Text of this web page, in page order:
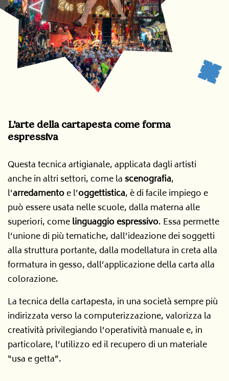
L’arte della cartapesta come forma
espressiva
Questa tecnica artigianale, applicata dagli artisti
anche in altri settori, come lascenografia,
l’arredamentoe l’oggettistica, è di facile impiego e
può essere usata nelle scuole, dalla materna alle
superiori, comelinguaggio espressivo. Essa permette
l’unione di più tematiche, dall’ideazione dei soggetti
alla struttura portante, dalla modellatura in creta alla
formatura in gesso, dall’applicazione della carta alla
colorazione.
La tecnica della cartapesta, in una società sempre più
indirizzata verso la computerizzazione,valorizza la
creatività privilegiando l’operatività manuale e, in
particolare, l’utilizzo ed il recupero di un materiale
“usa e getta”.